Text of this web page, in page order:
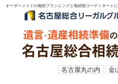
オーダーメイドの相続プランニングと相続税コーディネート
名古屋丸の内 金